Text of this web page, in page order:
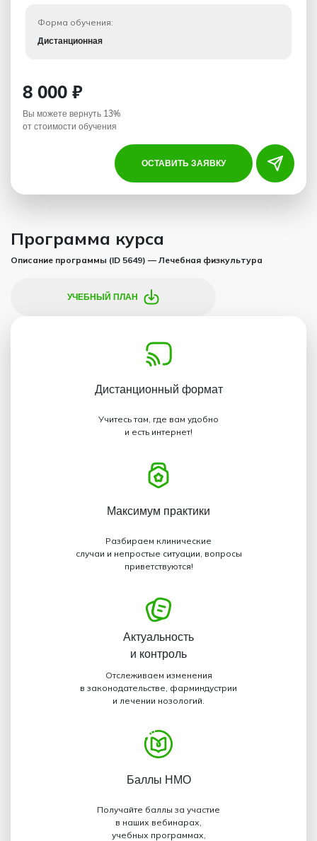
Форма обучения:
Дистанционная
8 000 ₽
Вы можете вернуть 13%
от стоимости обучения
ОСТАВИТЬ ЗАЯВКУ
Программа курса
Описание программы (ID 5649) — Лечебная физкультура
УЧЕБНЫЙ ПЛАН
Дистанционный формат
Учитесь там, где вам удобно
и есть интернет!
Максимум практики
Разбираем клинические
случаи и непростые ситуации, вопросы
приветствуются!
Актуальность
и контроль
Отслеживаем изменения
в законодательстве, фарминдустрии
и лечении нозологий.
Баллы НМО
Получайте баллы за участие
в наших вебинарах,
учебных программах,